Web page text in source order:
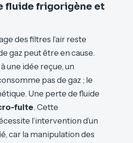
fluide frigorigène et
des filtres l’air reste
gaz peut être en cause.
une idée reçue, un
pas de gaz ; le
Une perte de fluide
fuite. Cette
l’intervention d’un
car la manipulation des